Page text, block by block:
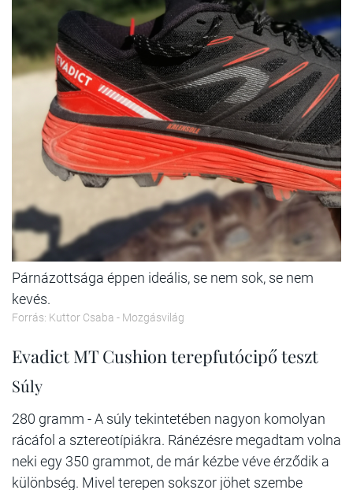
Párnázottsága éppen ideális, se nem sok, se nem
kevés.
Forrás: Kuttor Csaba - Mozgásvilág
Evadict MT Cushion terepfutócipő teszt
Súly
280 gramm - A súly tekintetében nagyon komolyan
rácáfol a sztereotípiákra. Ránézésre megadtam volna
neki egy 350 grammot, de már kézbe véve érződik a
különbség. Mivel terepen sokszor jöhet szembe